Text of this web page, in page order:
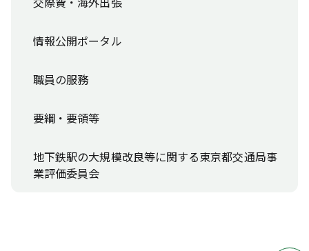
情報公開ポータル
職員の服務
要綱・要領等
地下鉄駅の大規模改良等に関する東京都交通局事
業評価委員会